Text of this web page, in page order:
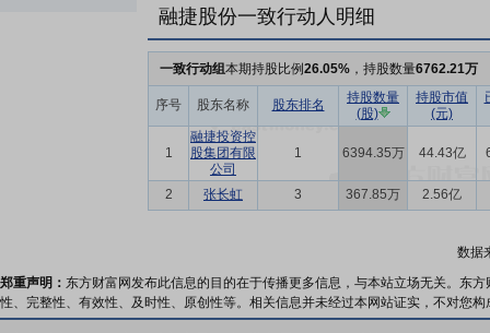
融捷股份一致行动人明细
一致行动组本期持股比例26.05% ，持股数量6762.21万
序号 股东名称 股东排名
持股数量
(股)
持股市值
(元)
1
融捷投资控
股集团有限
公司
1 6394.35万 44.43亿
2 张长虹 3 367.85万 2.56亿
数据
郑重声明： 东方财富网发布此信息的目的在于传播更多信息，与本站立场无关。东
性、完整性、有效性、及时性、原创性等。相关信息并未经过本网站证实，不对您